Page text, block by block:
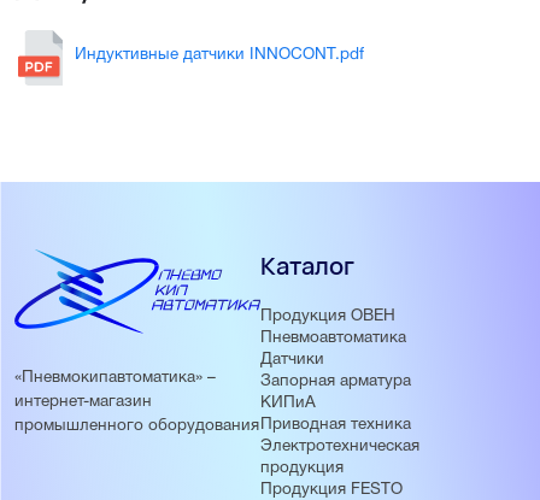
Индуктивные датчики INNOCONT.pdf
«Пневмокипавтоматика» –
интернет-магазин
промышленного оборудования
Каталог
Продукция ОВЕН
Пневмоавтоматика
Датчики
Запорная арматура
КИПиА
Приводная техника
Электротехническая
продукция
Продукция FESTO